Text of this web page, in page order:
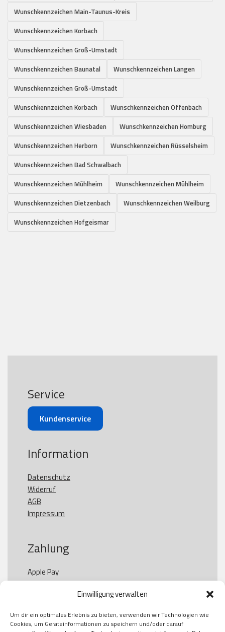
Einwilligung verwalten
Um dir ein optimales Erlebnis zu bieten, verwenden wir Technologien wie
Cookies, um Geräteinformationen zu speichern und/oder darauf
Wunschkennzeichen Main-Taunus-Kreis
Wunschkennzeichen Korbach
Wunschkennzeichen Groß-Umstadt
Wunschkennzeichen Baunatal
Wunschkennzeichen Langen
Wunschkennzeichen Groß-Umstadt
Wunschkennzeichen Korbach
Wunschkennzeichen Offenbach
Wunschkennzeichen Wiesbaden
Wunschkennzeichen Homburg
Wunschkennzeichen Herborn
Wunschkennzeichen Rüsselsheim
Wunschkennzeichen Bad Schwalbach
Wunschkennzeichen Mühlheim
Wunschkennzeichen Mühlheim
Wunschkennzeichen Dietzenbach
Wunschkennzeichen Weilburg
Wunschkennzeichen Hofgeismar
Service
Kundenservice
Information
Datenschutz
Widerruf
AGB
Impressum
Zahlung
Apple Pay
Paypal
Kauf auf Rechung